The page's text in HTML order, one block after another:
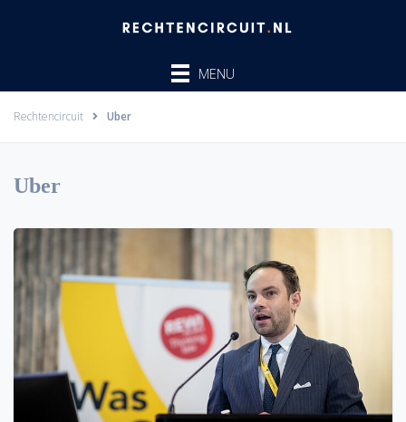
MENU
Rechtencircuit Uber
Uber